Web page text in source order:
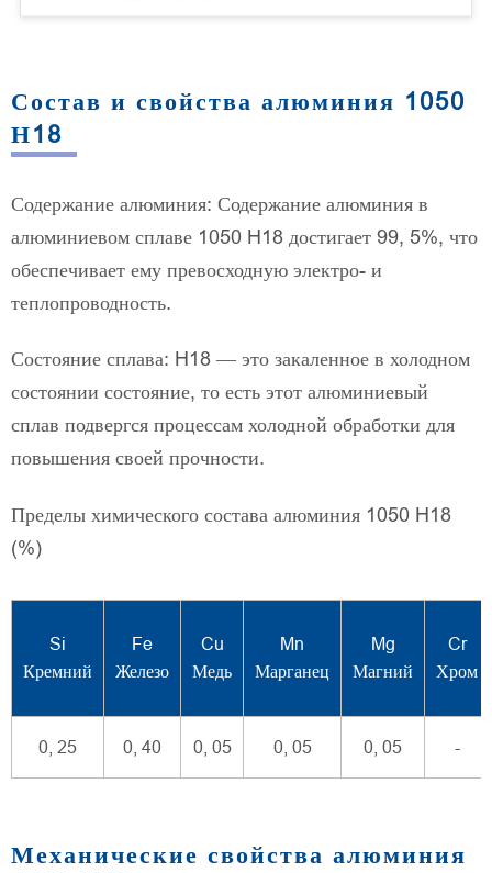
Состав и свойства алюминия 1050
Н18
Содержание алюминия: Содержание алюминия в
алюминиевом сплаве 1050 H18 достигает 99, 5%, что
обеспечивает ему превосходную электро- и
теплопроводность.
Состояние сплава: H18 — это закаленное в холодном
состоянии состояние, то есть этот алюминиевый
сплав подвергся процессам холодной обработки для
повышения своей прочности.
Пределы химического состава алюминия 1050 H18
(%)
Si
Кремний
Fe
Железо
Cu
Медь
Mn
Марганец
Mg
Магний
Cr
Хром
0, 25 0, 40 0, 05 0, 05 0, 05 -
Механические свойства алюминия